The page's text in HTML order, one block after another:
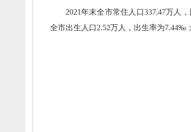
2021年末全市常住人口337.47万人，
全市出生人口2.52万人， 出生率为7.44‰；